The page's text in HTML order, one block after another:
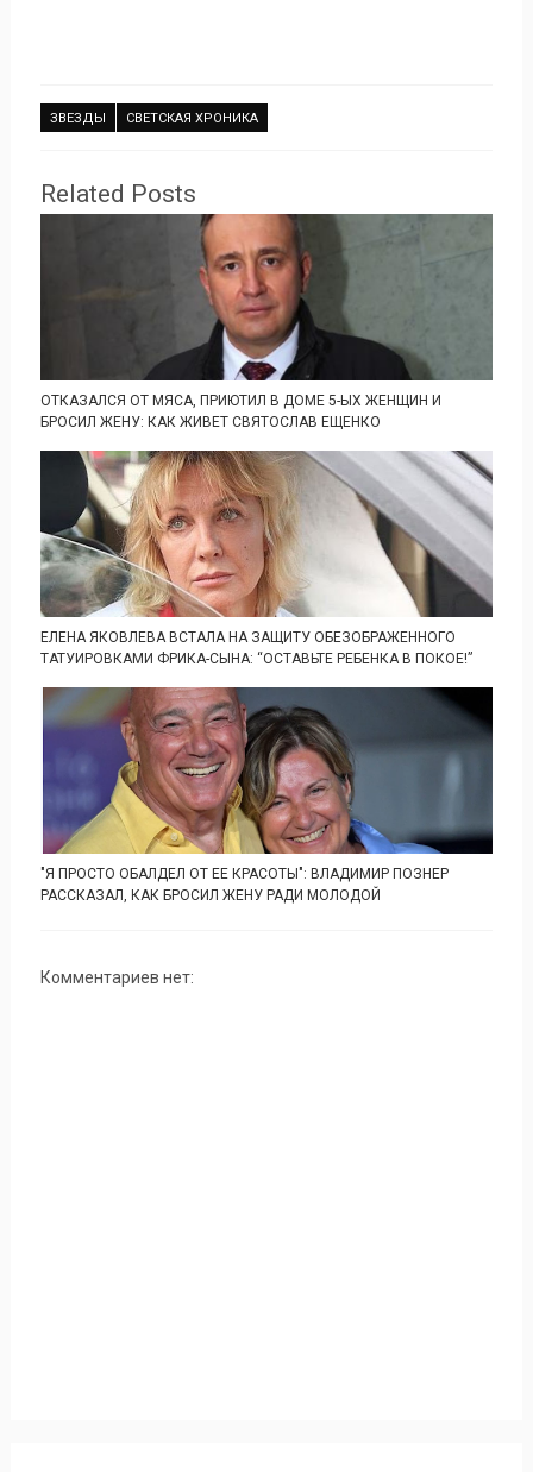
ЗВЕЗДЫ СВЕТСКАЯ ХРОНИКА
Related Posts
ОТКАЗАЛСЯ ОТ МЯСА, ПРИЮТИЛ В ДОМЕ 5-ЫХ ЖЕНЩИН И
БРОСИЛ ЖЕНУ: КАК ЖИВЕТ СВЯТОСЛАВ ЕЩЕНКО
ЕЛЕНА ЯКОВЛЕВА ВСТАЛА НА ЗАЩИТУ ОБЕЗОБРАЖЕННОГО
ТАТУИРОВКАМИ ФРИКА-СЫНА: “ОСТАВЬТЕ РЕБЕНКА В ПОКОЕ!”
"Я ПРОСТО ОБАЛДЕЛ ОТ ЕЕ КРАСОТЫ": ВЛАДИМИР ПОЗНЕР
РАССКАЗАЛ, КАК БРОСИЛ ЖЕНУ РАДИ МОЛОДОЙ
Комментариев нет: